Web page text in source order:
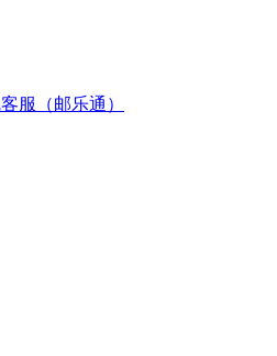
服（邮乐通）